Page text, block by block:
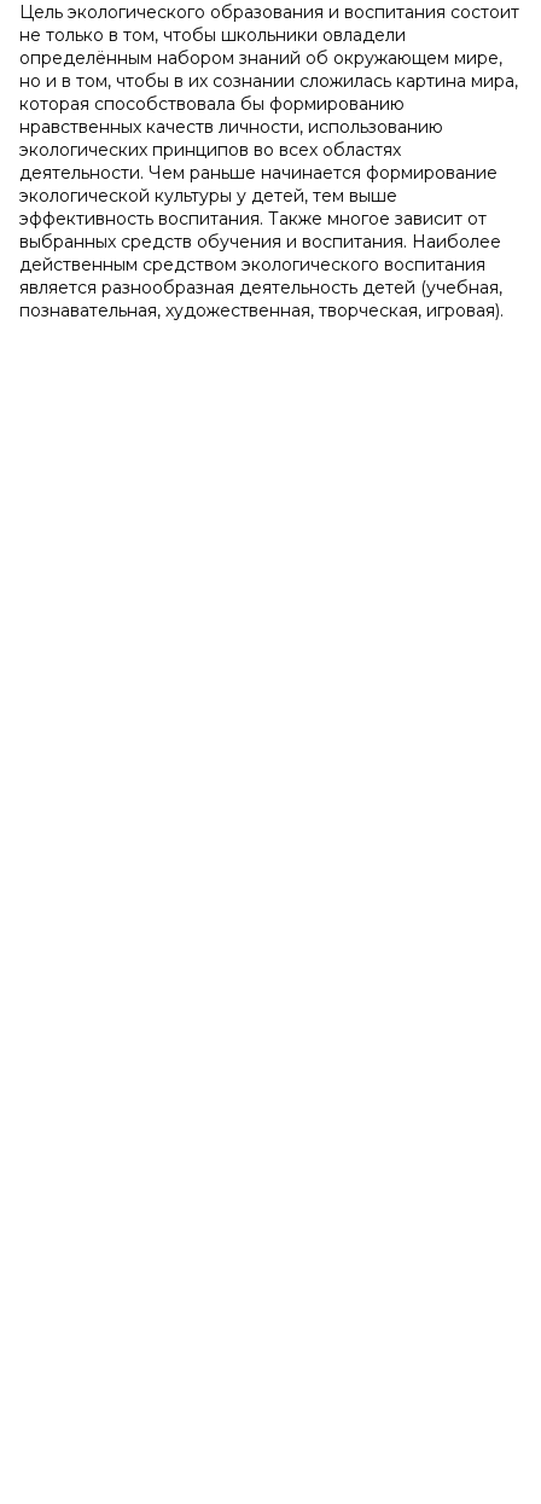
Цель экологического образования и воспитания состоит
не только в том, чтобы школьники овладели
определённым набором знаний об окружающем мире,
но и в том, чтобы в их сознании сложилась картина мира,
которая способствовала бы формированию
нравственных качеств личности, использованию
экологических принципов во всех областях
деятельности. Чем раньше начинается формирование
экологической культуры у детей, тем выше
эффективность воспитания. Также многое зависит от
выбранных средств обучения и воспитания. Наиболее
действенным средством экологического воспитания
является разнообразная деятельность детей (учебная,
познавательная, художественная, творческая, игровая).